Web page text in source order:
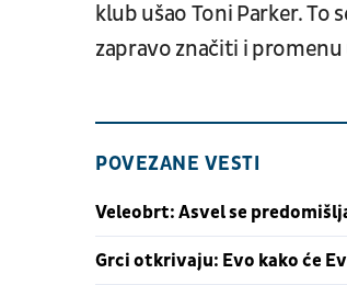
klub ušao Toni Parker. To
zapravo značiti i
POVEZANE VESTI
Veleobrt: Asvel se
Grci otkrivaju: Evo kako će